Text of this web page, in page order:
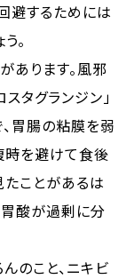
避するためには
。
あります。風邪
タグランジン」
胃腸の粘膜を弱
時を避けて食後
ことがあるは
酸が過剰に分
のこと、ニキビ